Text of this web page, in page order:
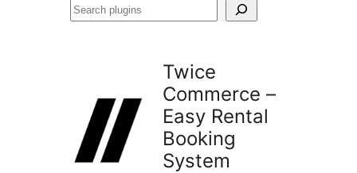
Search
Twice
Commerce –
Easy Rental
Booking
System